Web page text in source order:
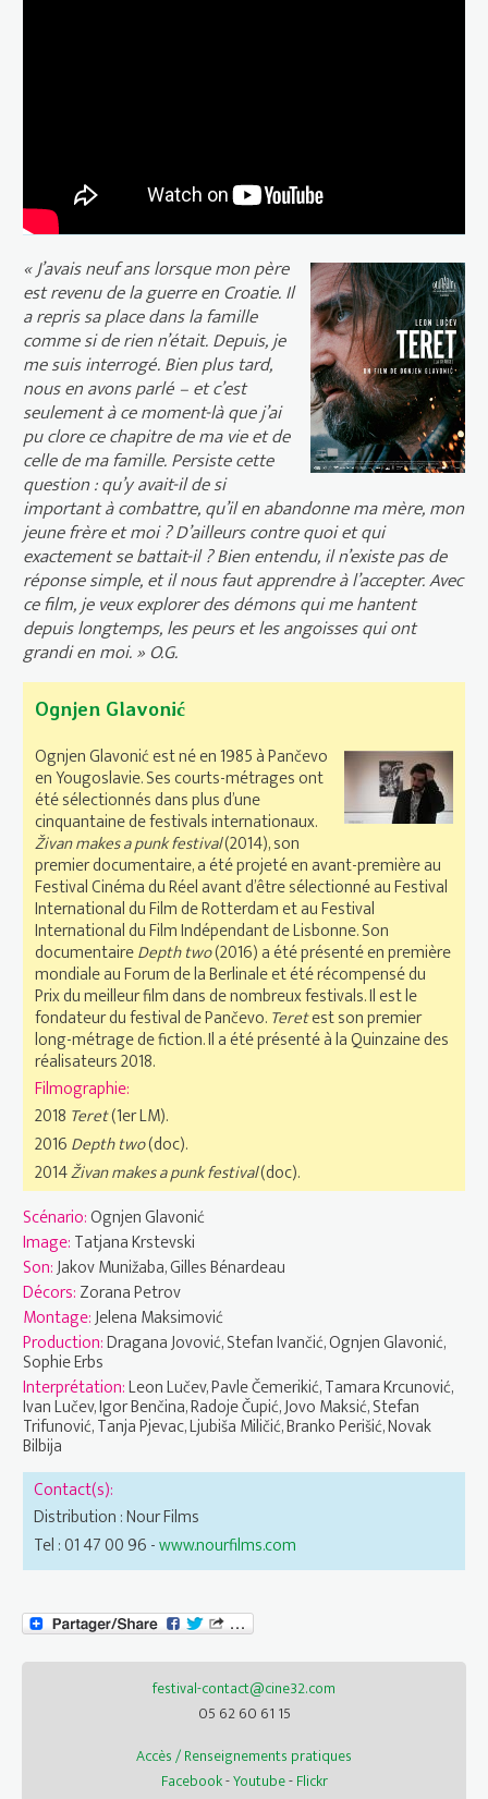
« J’avais neuf ans lorsque mon père
est revenu de la guerre en Croatie. Il
a repris sa place dans la famille
comme si de rien n’était. Depuis, je
me suis interrogé. Bien plus tard,
nous en avons parlé – et c’est
seulement à ce moment-là que j’ai
pu clore ce chapitre de ma vie et de
celle de ma famille. Persiste cette
question : qu’y avait-il de si
important à combattre, qu’il en abandonne ma mère, mon
jeune frère et moi ? D’ailleurs contre quoi et qui
exactement se battait-il ? Bien entendu, il n’existe pas de
réponse simple, et il nous faut apprendre à l’accepter. Avec
ce film, je veux explorer des démons qui me hantent
depuis longtemps, les peurs et les angoisses qui ont
grandi en moi. » O.G.
Ognjen Glavonić
Ognjen Glavonić est né en 1985 à Pančevo
en Yougoslavie. Ses courts-métrages ont
été sélectionnés dans plus d’une
cinquantaine de festivals internationaux.
Živan makes a punk festival(2014), son
premier documentaire, a été projeté en avant-première au
Festival Cinéma du Réel avant d’être sélectionné au Festival
International du Film de Rotterdam et au Festival
International du Film Indépendant de Lisbonne. Son
documentaireDepth two(2016) a été présenté en première
mondiale au Forum de la Berlinale et été récompensé du
Prix du meilleur film dans de nombreux festivals. Il est le
fondateur du festival de Pančevo.Teretest son premier
long-métrage de fiction. Il a été présenté à la Quinzaine des
réalisateurs 2018.
Filmographie:
2018 Teret(1er LM).
2016Depth two(doc).
2014Živan makes a punk festival(doc).
Scénario:Ognjen Glavonić
Image:Tatjana Krstevski
Son:Jakov Munižaba, Gilles Bénardeau
Décors:Zorana Petrov
Montage:Jelena Maksimović
Production:Dragana Jovović, Stefan Ivančić, Ognjen Glavonić,
Sophie Erbs
Interprétation:Leon Lučev, Pavle Čemerikić, Tamara Krcunović,
Ivan Lučev, Igor Benčina, Radoje Čupić, Jovo Maksić, Stefan
Trifunović, Tanja Pjevac, Ljubiša Miličić, Branko Perišić, Novak
Bilbija
Contact(s):
Distribution : Nour Films
Tel : 01 47 00 96 -www.nourfilms.com
festival-contact@cine32.com
05 62 60 61 15
Accès / Renseignements pratiques
Facebook-Youtube-Flickr